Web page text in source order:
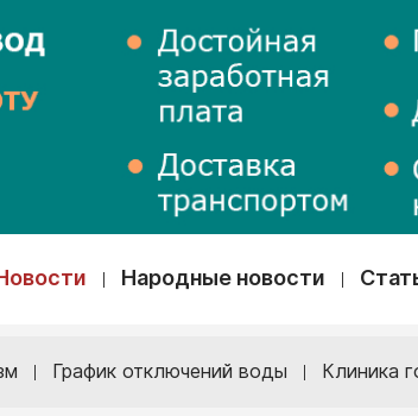
Народные новости
График отключений воды Клиника